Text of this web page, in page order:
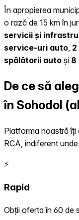
În apropierea
o rază de 15 km în
servicii și
service-uri auto,
spălătorii auto și 8
De ce să
în Sohodol
Platforma noastră îți
RCA, indiferent
⚡
Rapid
Obții oferta în 60 de